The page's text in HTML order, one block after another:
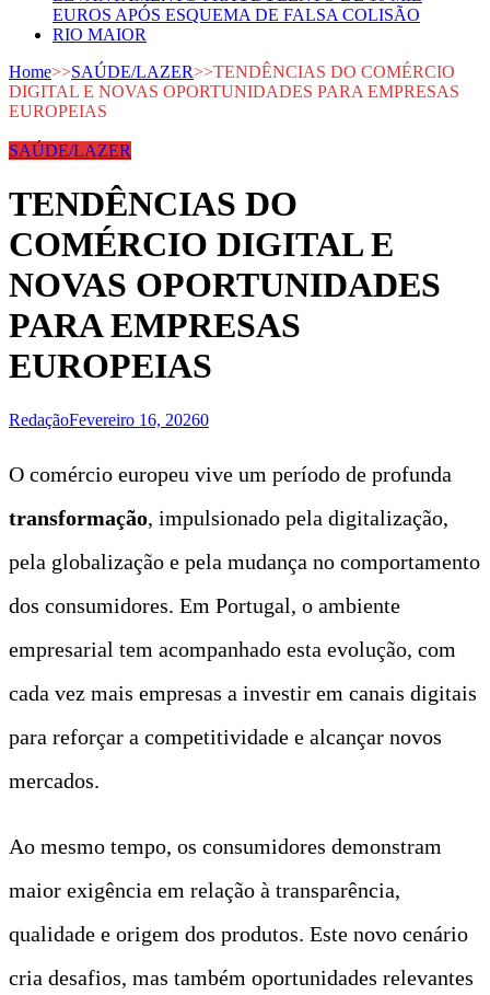
EUROS APÓS ESQUEMA DE FALSA COLISÃO
RIO MAIOR
Home>>SAÚDE/LAZER>>TENDÊNCIAS DO COMÉRCIO
DIGITAL E NOVAS OPORTUNIDADES PARA EMPRESAS
EUROPEIAS
SAÚDE/LAZER
TENDÊNCIAS DO
COMÉRCIO DIGITAL E
NOVAS OPORTUNIDADES
PARA EMPRESAS
EUROPEIAS
RedaçãoFevereiro 16, 20260
O comércio europeu vive um período de profunda
transformação, impulsionado pela digitalização,
pela globalização e pela mudança no comportamento
dos consumidores. Em Portugal, o ambiente
empresarial tem acompanhado esta evolução, com
cada vez mais empresas a investir em canais digitais
para reforçar a competitividade e alcançar novos
mercados.
Ao mesmo tempo, os consumidores demonstram
maior exigência em relação à transparência,
qualidade e origem dos produtos. Este novo cenário
cria desafios, mas também oportunidades relevantes